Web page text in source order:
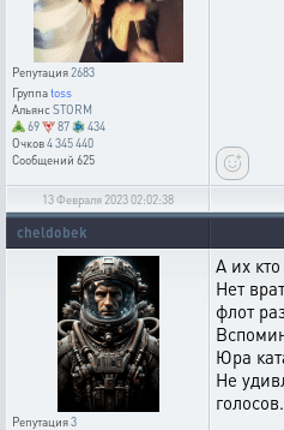
Репутация2683
Группаtoss
АльянсSTORM
69
87
434
Очков4 345 440
Сообщений 625
13 Февраля 2023 02:02:38
cheldobek
Репутация3
А их
Нет
флот
Юра
Не
голосов.